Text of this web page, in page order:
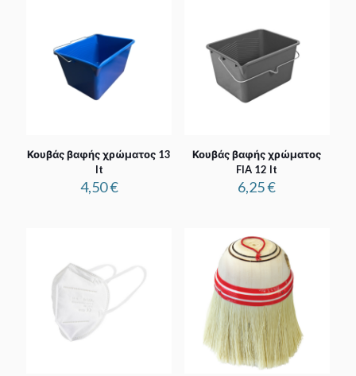
Κουβάς βαφής χρώματος 13
lt
4,50€
Κουβάς βαφής χρώματος
FIA 12 lt
6,25€